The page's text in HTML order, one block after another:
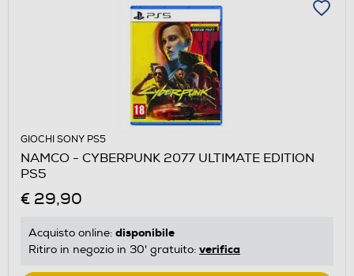
GIOCHI SONY PS5
NAMCO - CYBERPUNK 2077 ULTIMATE EDITION
PS5
€ 29,90
Acquisto online: disponibile
Ritiro in negozio in 30' gratuito: verifica